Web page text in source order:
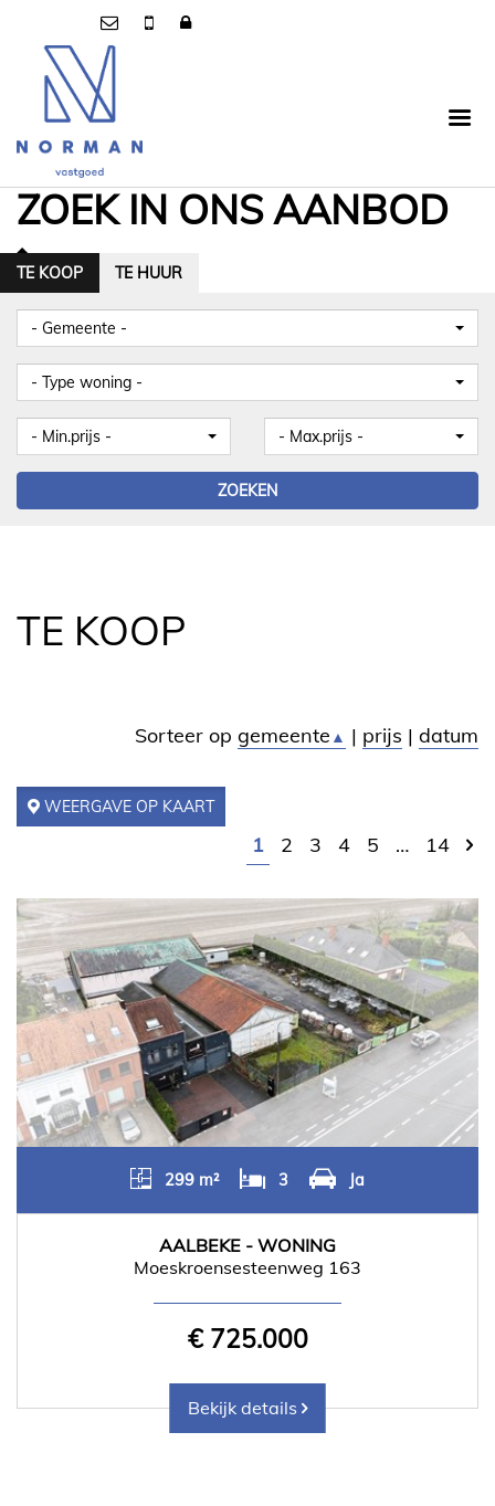
ZOEK IN ONS AANBOD
- Gemeente -
- Type woning -
- Min.prijs - - Max.prijs -
ZOEKEN
TE KOOP TE HUUR
TE KOOP
Sorteer op gemeente ▲ | prijs | datum
WEERGAVE OP KAART
1 2 3 4 5 … 14
299 m² 3 Ja
AALBEKE - WONING
Moeskroensesteenweg 163
€ 725.000
Bekijk details